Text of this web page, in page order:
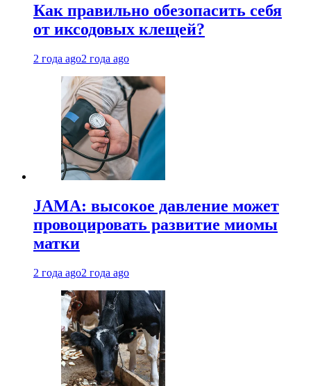
Как правильно обезопасить себя
от иксодовых клещей?
2 года ago2 года ago
JAMA: высокое давление может
провоцировать развитие миомы
матки
2 года ago2 года ago